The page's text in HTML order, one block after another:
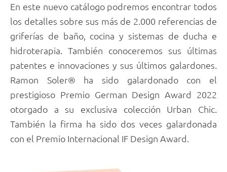
En este nuevo catálogo podremos encontrar todos
los detalles sobre sus más de 2.000 referencias de
griferías de baño, cocina y sistemas de ducha e
hidroterapia. También conoceremos sus últimas
patentes e innovaciones y sus últimos galardones.
Ramon Soler® ha sido galardonado con el
prestigioso Premio German Design Award 2022
otorgado a su exclusiva colección Urban Chic.
También la firma ha sido dos veces galardonada
con el Premio Internacional IF Design Award.